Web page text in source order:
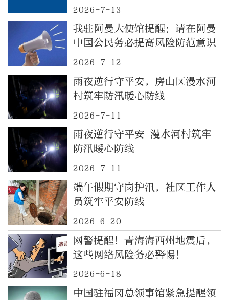
灌风险
2026-7-13
我驻阿曼大使馆提醒：请在阿曼
中国公民务必提高风险防范意识
2026-7-12
雨夜逆行守平安，房山区漫水河
村筑牢防汛暖心防线
2026-7-11
雨夜逆行守平安 漫水河村筑牢
防汛暖心防线
2026-7-11
端午假期守岗护汛，社区工作人
员筑牢平安防线
2026-6-20
网警提醒！青海海西州地震后，
这些网络风险务必警惕！
2026-6-18
中国驻福冈总领事馆紧急提醒领